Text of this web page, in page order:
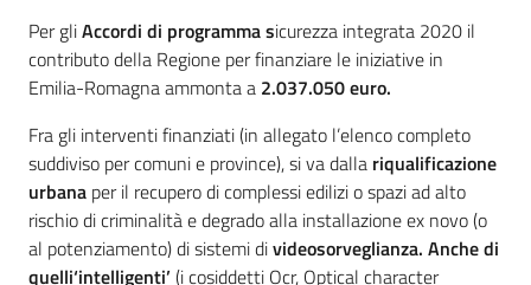
Per gliAccordi di programmasicurezza integrata 2020 il
contributo della Regione per finanziare le iniziative in
Emilia-Romagna ammonta a 2.037.050 euro.
Fra gli interventi finanziati (in allegato l’elenco completo
suddiviso per comuni e province), si va dalla riqualificazione
urbana per il recupero di complessi edilizi o spazi ad alto
rischio di criminalità e degrado alla installazione ex novo (o
al potenziamento) di sistemi divideosorveglianza. Anche di
quelli‘intelligenti’(i cosiddetti Ocr, Optical character